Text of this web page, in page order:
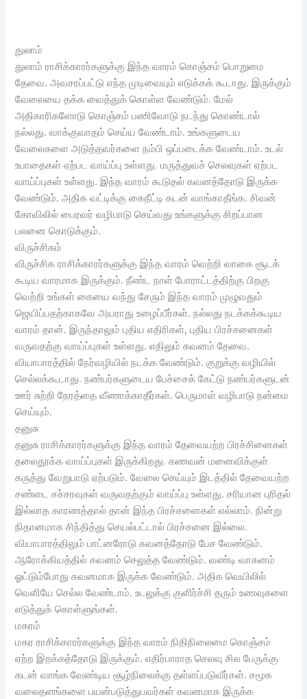
துலாம்
துலாம் ராசிக்காரர்களுக்கு இந்த வாரம் கொஞ்சம் பொறுமை
தேவை. அவசரப்பட்டு எந்த முடிவையும் எடுக்கக் கூடாது. இருக்கும்
வேலையை தக்க வைத்துக் கொள்ள வேண்டும். மேல்
அதிகாரிகளோடு கொஞ்சம் பணிவோடு நடந்து கொண்டால்
நல்லது. வாக்குவாதம் செய்ய வேண்டாம். உங்களுடைய
வேலைகளை அடுத்தவர்களை நம்பி ஒப்படைக்க வேண்டாம். உடல்
உபாதைகள் ஏற்பட வாய்ப்பு உள்ளது. மருத்துவச் செலவுகள் ஏற்பட
வாய்ப்புகள் உள்ளது. இந்த வாரம் கூடுதல் கவனத்தோடு இருக்க
வேண்டும். அதிக வட்டிக்கு கைநீட்டி கடன் வாங்காதீங்க. சிவன்
கோவிலில் பைரவர் வழிபாடு செய்வது உங்களுக்கு சிறப்பான
பலனை கொடுக்கும்.
விருச்சிகம்
விருச்சிக ராசிக்காரர்களுக்கு இந்த வாரம் வெற்றி வாகை சூடக்
கூடிய வாரமாக இருக்கும். நீண்ட நாள் போராட்டத்திற்கு பிறகு
வெற்றி உங்கள் கையை வந்து சேரும்‌ இந்த வாரம் முழுவதும்
ஜெயிப்பதற்காகவே அயராது உழைப்பீர்கள். நல்லது நடக்கக்கூடிய
வாரம் தான். இருந்தாலும் புதிய எதிரிகள், புதிய பிரச்சனைகள்
வருவதற்கு வாய்ப்புகள் உள்ளது. எதிலும் கவனம் தேவை.
வியாபாரத்தில் நேர்வழியில் நடக்க வேண்டும். குறுக்கு வழியில்
செல்லக்கூடாது. நண்பர்களுடைய பேச்சைக் கேட்டு நண்பர்களுடன்
ஊர் சுற்றி நேரத்தை வீணாக்காதீர்கள். பெருமாள் வழிபாடு நன்மை
செய்யும்.
தனுசு
தனுசு ராசிக்காரர்களுக்கு இந்த வாரம் தேவையற்ற பிரச்சினைகள்
தலைதூக்க வாய்ப்புகள் இருக்கிறது. கணவன் மனைவிக்குள்
கருத்து வேறுபாடு ஏற்படும். வேலை செய்யும் இடத்தில் தேவையற்ற
சண்டை சச்சரவுகள் வருவதற்கும் வாய்ப்பு உள்ளது. சரியான புரிதல்
இல்லாத காரணத்தால் தான் இந்த பிரச்சனைகள் எல்லாம். நின்று
நிதானமாக சிந்தித்து செயல்பட்டால் பிரச்சனை இல்லை.
வியாபாரத்திலும் பாட்னரோடு கவனத்தோடு பேச வேண்டும்.
ஆரோக்கியத்தில் கவனம் செலுத்த வேண்டும்.‌ வண்டி வாகனம்
ஓட்டும்போது கவனமாக இருக்க வேண்டும். அதிக வெயிலில்
வெளியே செல்ல வேண்டாம். உடலுக்கு குளிர்ச்சி தரும் உணவுகளை
எடுத்துக் கொள்ளுங்கள்.
மகரம்
மகர ராசிக்காரர்களுக்கு இந்த வாரம் நிதிநிலைமை கொஞ்சம்
ஏற்ற இறக்கத்தோடு இருக்கும். எதிர்பாராத செலவு சில பேருக்கு
கடன் வாங்க வேண்டிய சூழ்நிலைக்கு தள்ளப்படுவீர்கள். சமூக
வலைதளங்களை பயன்படுத்துபவர்கள் கவனமாக இருக்க